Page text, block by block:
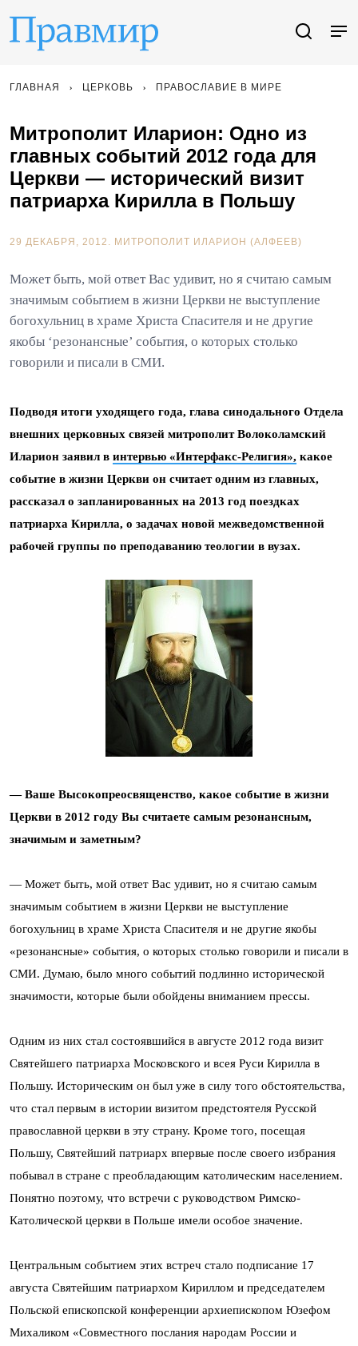
ГЛАВНАЯ ЦЕРКОВЬ ПРАВОСЛАВИЕ В МИРЕ
Митрополит Иларион: Одно из
главных событий 2012 года для
Церкви — исторический визит
патриарха Кирилла в Польшу
29 ДЕКАБРЯ, 2012. МИТРОПОЛИТ ИЛАРИОН (АЛФЕЕВ)
Может быть, мой ответ Вас удивит, но я считаю самым
значимым событием в жизни Церкви не выступление
богохульниц в храме Христа Спасителя и не другие
якобы ‘резонансные’ события, о которых столько
говорили и писали в СМИ.
Подводя итоги уходящего года, глава синодального Отдела
внешних церковных связей митрополит Волоколамский
Иларион заявил в интервью «Интерфакс-Религия», какое
событие в жизни Церкви он считает одним из главных,
рассказал о запланированных на 2013 год поездках
патриарха Кирилла, о задачах новой межведомственной
рабочей группы по преподаванию теологии в вузах.
— Ваше Высокопреосвященство, какое событие в жизни
Церкви в 2012 году Вы считаете самым резонансным,
значимым и заметным?
— Может быть, мой ответ Вас удивит, но я считаю самым
значимым событием в жизни Церкви не выступление
богохульниц в храме Христа Спасителя и не другие якобы
«резонансные» события, о которых столько говорили и писали в
СМИ. Думаю, было много событий подлинно исторической
значимости, которые были обойдены вниманием прессы.
Одним из них стал состоявшийся в августе 2012 года визит
Святейшего патриарха Московского и всея Руси Кирилла в
Польшу. Историческим он был уже в силу того обстоятельства,
что стал первым в истории визитом предстоятеля Русской
православной церкви в эту страну. Кроме того, посещая
Польшу, Святейший патриарх впервые после своего избрания
побывал в стране с преобладающим католическим населением.
Понятно поэтому, что встречи с руководством Римско-
Католической церкви в Польше имели особое значение.
Центральным событием этих встреч стало подписание 17
августа Святейшим патриархом Кириллом и председателем
Польской епископской конференции архиепископом Юзефом
Михаликом «Совместного послания народам России и